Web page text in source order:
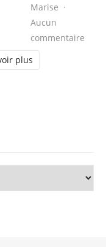
une entreprise de
Marise
Aucun
commentaire
plus